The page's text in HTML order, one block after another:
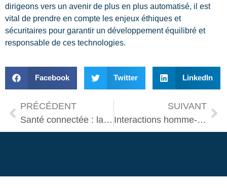
dirigeons vers un avenir de plus en plus automatisé, il est
vital de prendre en compte les enjeux éthiques et
sécuritaires pour garantir un développement équilibré et
responsable de ces technologies.
Facebook Twitter LinkedIn
PRÉCÉDENT
Santé connectée : la VR au service du bien-être
SUIVANT
Interactions homme-robot : vers une nouvelle ère de communication